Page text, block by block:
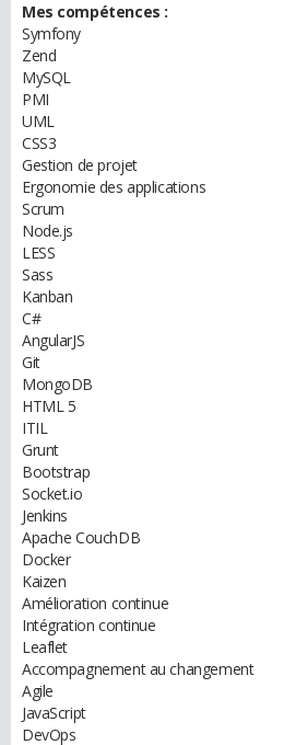
Mes compétences :
Symfony
Zend
MySQL
PMI
UML
CSS3
Gestion de projet
Ergonomie des applications
Scrum
Node.js
LESS
Sass
Kanban
C#
AngularJS
Git
MongoDB
HTML 5
ITIL
Grunt
Bootstrap
Socket.io
Jenkins
Apache CouchDB
Docker
Kaizen
Amélioration continue
Intégration continue
Leaflet
Accompagnement au changement
Agile
JavaScript
DevOps